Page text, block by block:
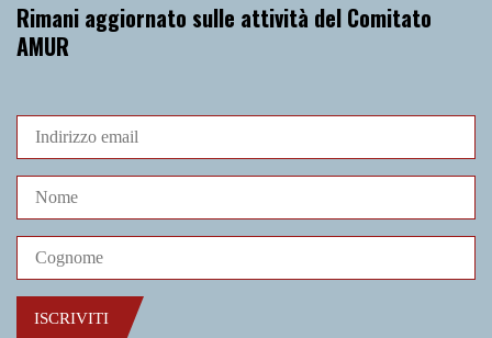
Rimani aggiornato sulle attività del Comitato
AMUR
ISCRIVITI